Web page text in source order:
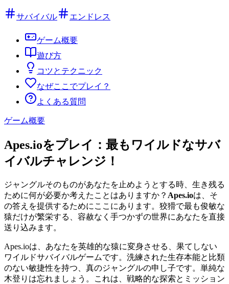
サバイバル エンドレス
ゲーム概要
遊び方
コツとテクニック
なぜここでプレイ？
よくある質問
ゲーム概要
Apes.ioをプレイ：最もワイルドなサバ
イバルチャレンジ！
ジャングルそのものがあなたを止めようとする時、生き残る
ために何が必要か考えたことはありますか？ Apes.ioは、そ
の答えを提供するためにここにあります。狡猾で最も俊敏な
猿だけが繁栄する、容赦なく手つかずの世界にあなたを直接
送り込みます。
Apes.ioは、あなたを英雄的な猿に変身させる、果てしない
ワイルドサバイバルゲームです。洗練された生存本能と比類
のない敏捷性を持つ、真のジャングルの申し子です。単純な
木登りは忘れましょう。これは、戦略的な探索とミッション